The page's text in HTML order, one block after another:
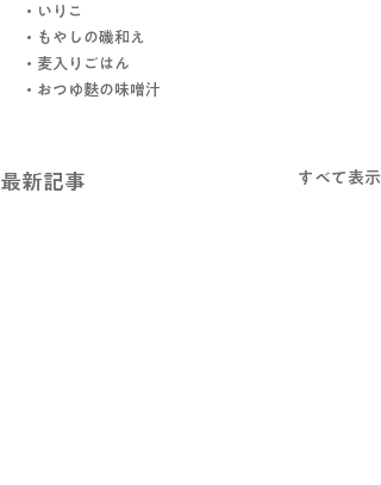
・いりこ
・もやしの磯和え
・麦入りごはん
・おつゆ麩の味噌汁
最新記事 すべて表示